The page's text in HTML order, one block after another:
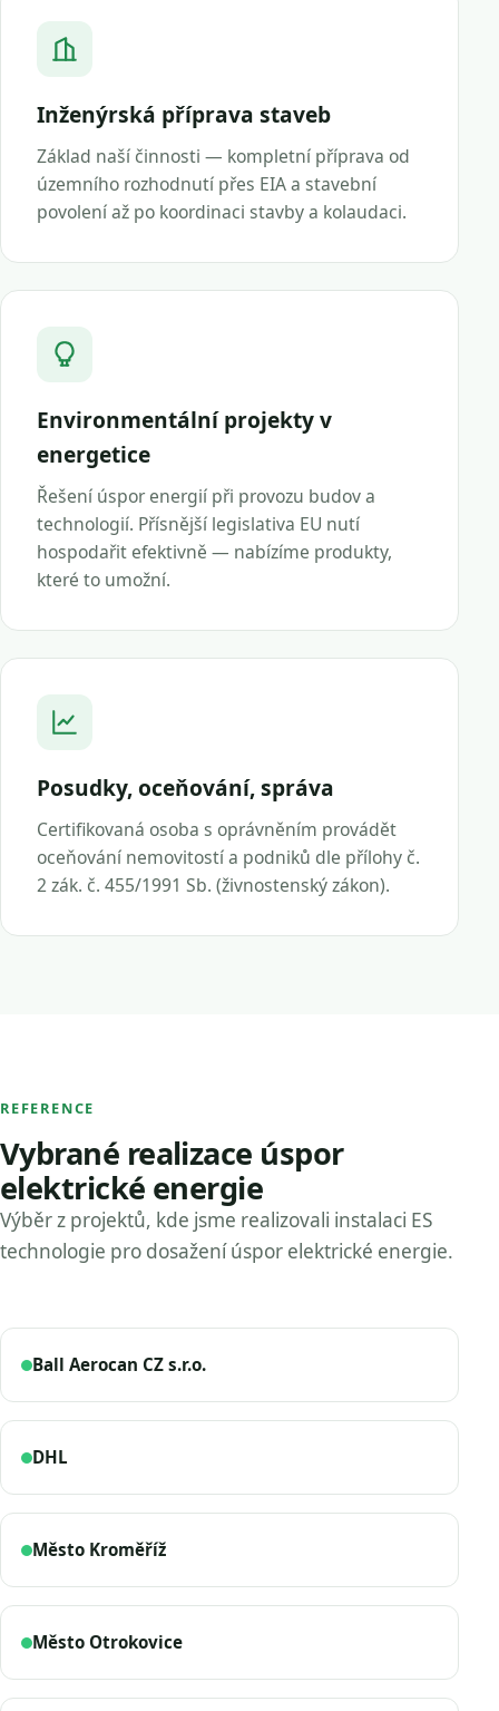
Inženýrská příprava staveb
Základ naší činnosti — kompletní příprava od
územního rozhodnutí přes EIA a stavební
povolení až po koordinaci stavby a kolaudaci.
Environmentální projekty v
energetice
Řešení úspor energií při provozu budov a
technologií. Přísnější legislativa EU nutí
hospodařit efektivně — nabízíme produkty,
které to umožní.
Posudky, oceňování, správa
Certifikovaná osoba s oprávněním provádět
oceňování nemovitostí a podniků dle přílohy č.
2 zák. č. 455/1991 Sb. (živnostenský zákon).
REFERENCE
Vybrané realizace úspor
elektrické energie
Výběr z projektů, kde jsme realizovali instalaci ES
technologie pro dosažení úspor elektrické energie.
Ball Aerocan CZ s.r.o.
DHL
Město Kroměříž
Město Otrokovice